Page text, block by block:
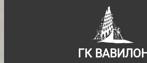
ГК ВАВИЛОН